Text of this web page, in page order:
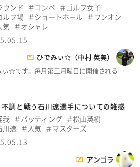
ウンド
コンペ
ゴルフ女子
ルフ場
ショートホール
ワンオン
気
オシャレ
ひでみぃ☆（中村 英美）
ぃ☆です。毎月第三月曜日に開催される…
調と戦う石川遼選手についての雑感
我
パッティング
松山英樹
川遼
人気
マスターズ
アンゴラ